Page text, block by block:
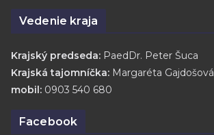
Vedenie kraja
Krajský predseda: PaedDr. Peter Šuca
Krajská tajomníčka: Margaréta Gajdošová
mobil: 0903 540 680
Facebook